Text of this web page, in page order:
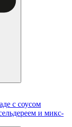
с соусом
и микс-